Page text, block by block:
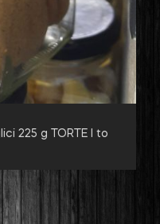
225 g TORTE I to